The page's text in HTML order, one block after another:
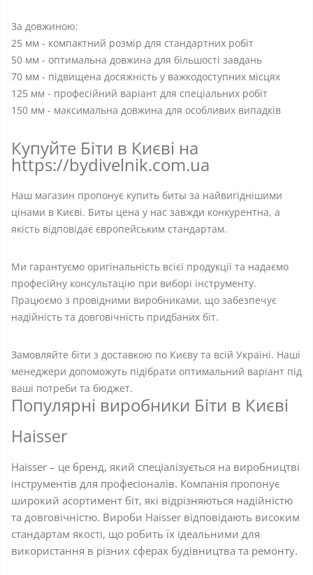
За довжиною:
25 мм - компактний розмір для стандартних робіт
50 мм - оптимальна довжина для більшості завдань
70 мм - підвищена досяжність у важкодоступних місцях
125 мм - професійний варіант для спеціальних робіт
150 мм - максимальна довжина для особливих випадків
Купуйте Біти в Києві на
https://bydivelnik.com.ua
Наш магазин пропонує купить биты за найвигіднішими
цінами в Києві. Биты цена у нас завжди конкурентна, а
якість відповідає європейським стандартам.
Ми гарантуємо оригінальність всієї продукції та надаємо
професійну консультацію при виборі інструменту.
Працюємо з провідними виробниками, що забезпечує
надійність та довговічність придбаних біт.
Замовляйте біти з доставкою по Києву та всій Україні. Наші
менеджери допоможуть підібрати оптимальний варіант під
ваші потреби та бюджет.
Популярні виробники Біти в Києві
Haisser
Haisser – це бренд, який спеціалізується на виробництві
інструментів для професіоналів. Компанія пропонує
широкий асортимент біт, які відрізняються надійністю
та довговічністю. Вироби Haisser відповідають високим
стандартам якості, що робить їх ідеальними для
використання в різних сферах будівництва та ремонту.